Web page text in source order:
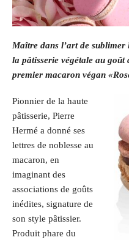
Maître dans l’art de
la pâtisserie végétale au
premier macaron végan
Pionnier de la haute
pâtisserie, Pierre
Hermé a donné ses
lettres de noblesse au
macaron, en
imaginant des
associations de goûts
inédites, signature de
son style pâtissier.
Produit phare du